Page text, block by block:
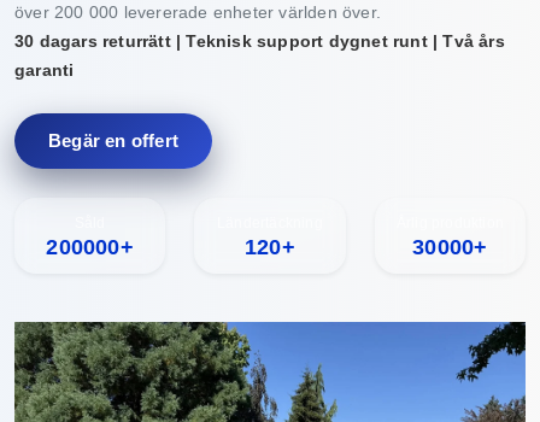
över 200 000 levererade enheter världen över.
30 dagars returrätt | Teknisk support dygnet runt | Två års
garanti
Begär en offert
200000+ 120+ 30000+